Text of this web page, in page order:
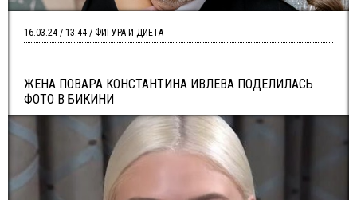
ЖЕНА ПОВАРА КОНСТАНТИНА ИВЛЕВА ПОДЕЛИЛАСЬ
ФОТО В БИКИНИ
16.03.24 / 13:44 / ФИГУРА И ДИЕТА